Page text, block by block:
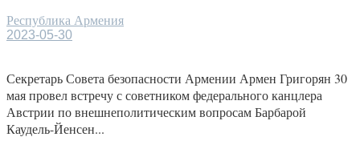
Республика Армения
2023-05-30
Секретарь Совета безопасности Армении Армен Григорян 30
мая провел встречу с советником федерального канцлера
Австрии по внешнеполитическим вопросам Барбарой
Каудель-Йенсен...